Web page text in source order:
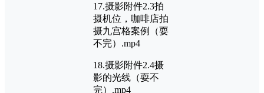
17.摄影附件2.3拍
摄机位，咖啡店拍
摄九宫格案例（耍
不完）.mp4
18.摄影附件2.4摄
影的光线（耍不
完）.mp4